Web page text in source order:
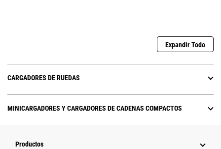
Expandir Todo
CARGADORES DE RUEDAS
MINICARGADORES Y CARGADORES DE CADENAS COMPACTOS
Productos